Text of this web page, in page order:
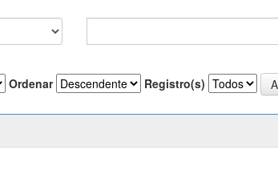
Ordenar Registro(s)